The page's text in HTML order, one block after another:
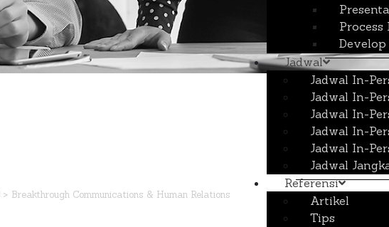
Jadwal
Jadwal In-
Jadwal In-
Jadwal In-
Jadwal In-
Jadwal In-
Jadwal
Referensi
Artikel
Tips
> Breakthrough Communications & Human Relations